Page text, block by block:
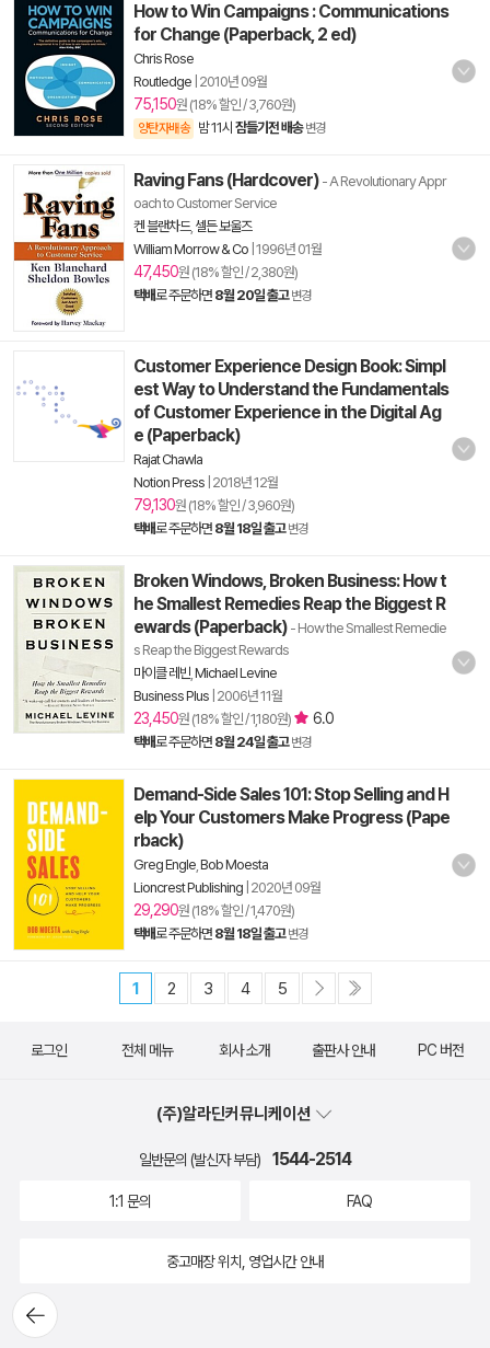
How to Win Campaigns : Communications
for Change (Paperback, 2 ed)
Chris Rose
Routledge 2010년 09월
75,150원 (18% 할인 / 3,760원)
양탄자배송 밤 11시 잠들기전 배송 변경
Raving Fans (Hardcover) - A Revolutionary Appr
oach to Customer Service
켄 블랜차드, 셀든 보울즈
William Morrow & Co 1996년 01월
47,450원 (18% 할인 / 2,380원)
택배로 주문하면 8월 20일 출고 변경
Customer Experience Design Book: Simpl
est Way to Understand the Fundamentals
of Customer Experience in the Digital Ag
e (Paperback)
Rajat Chawla
Notion Press 2018년 12월
79,130원 (18% 할인 / 3,960원)
택배로 주문하면 8월 18일 출고 변경
Broken Windows, Broken Business: How t
he Smallest Remedies Reap the Biggest R
ewards (Paperback) - How the Smallest Remedie
s Reap the Biggest Rewards
마이클 레빈 Michael Levine
Business Plus 2006년 11월
23,450원 (18% 할인 / 1,180원) 6.0
택배로 주문하면 8월 24일 출고 변경
Demand-Side Sales 101: Stop Selling and H
elp Your Customers Make Progress (Pape
rback)
Greg Engle Bob Moesta
Lioncrest Publishing 2020년 09월
29,290원 (18% 할인 / 1,470원)
택배로 주문하면 8월 18일 출고 변경
1 2 3 4 5
뒤로가
기
로그인 전체 메뉴 회사 소개 출판사 안내 PC 버전
(주)알라딘커뮤니케이션
일반문의 (발신자 부담) 1544-2514
1:1 문의 FAQ
중고매장 위치, 영업시간 안내